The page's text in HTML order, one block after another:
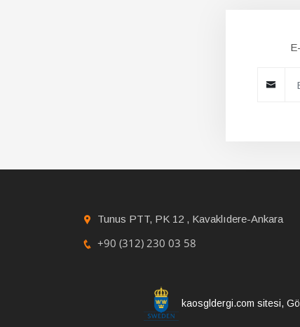
Tunus PTT, PK 12 , Kavaklıdere-Ankara
+90 (312) 230 03 58
kaosgldergi.com sitesi,